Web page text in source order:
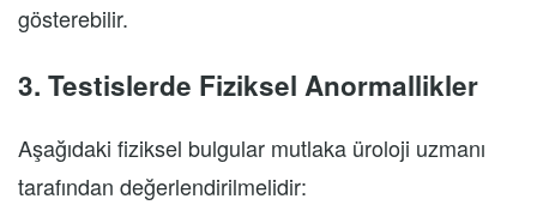
gösterebilir.
3. Testislerde Fiziksel Anormallikler
Aşağıdaki fiziksel bulgular mutlaka üroloji uzmanı
tarafından değerlendirilmelidir: